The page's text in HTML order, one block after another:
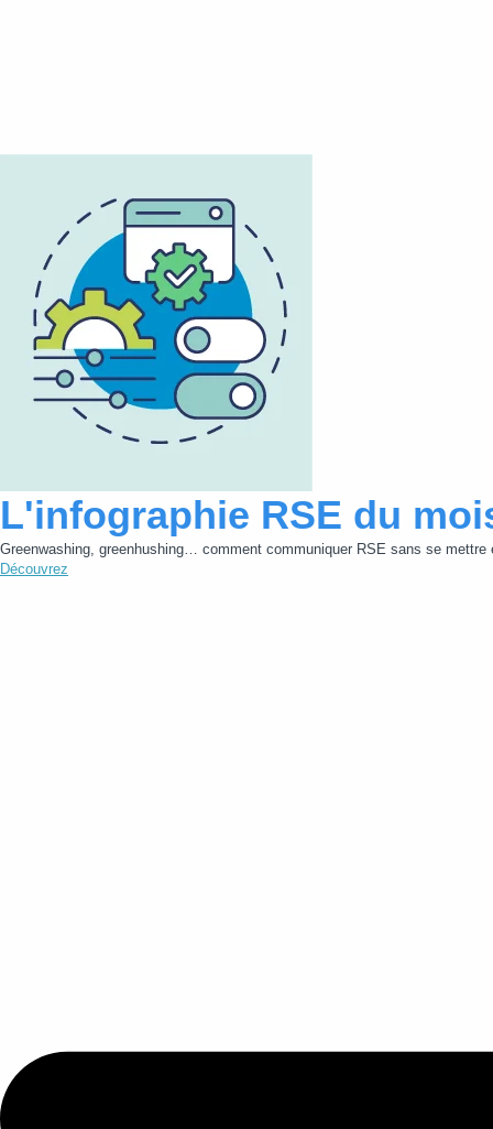
L'infographie RSE du
Greenwashing, greenhushing… comment communiquer RSE sans se mettre
Découvrez